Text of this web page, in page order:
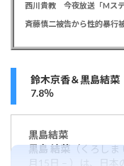
鈴木京香＆黒島結
7.8％
黒島結菜
黒島結菜（くろしま
月15日 – ）は、日本